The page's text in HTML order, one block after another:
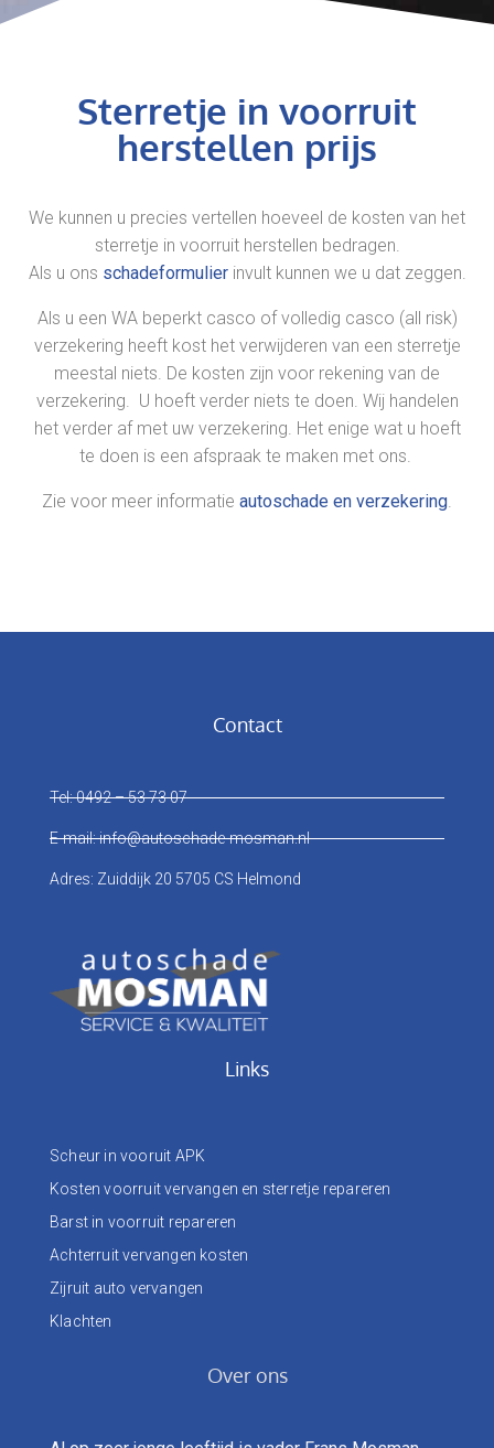
Sterretje in voorruit
herstellen prijs
We kunnen u precies vertellen hoeveel de kosten van het
sterretje in voorruit herstellen bedragen.
Als u ons schadeformulierinvult kunnen we u dat zeggen.
Als u een WA beperkt casco of volledig casco (all risk)
verzekering heeft kost het verwijderen van een sterretje
meestal niets. De kosten zijn voor rekening van de
verzekering. U hoeft verder niets te doen. Wij handelen
het verder af met uw verzekering. Het enige wat u hoeft
te doen is een afspraak te maken met ons.
Zie voor meer informatie autoschade en verzekering.
Contact
Tel: 0492 – 53 73 07
E-mail: info@autoschade-mosman.nl
Adres: Zuiddijk 20 5705 CS Helmond
Links
Scheur in vooruit APK
Kosten voorruit vervangen en sterretje repareren
Barst in voorruit repareren
Achterruit vervangen kosten
Zijruit auto vervangen
Klachten
Over ons